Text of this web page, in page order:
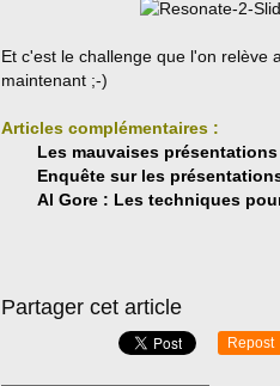
Et c'est le challenge que l'on relève
maintenant ;-)
Articles complémentaires :
Les mauvaises
Enquête sur les
Al Gore : Les techniques
Partager cet article
Repost